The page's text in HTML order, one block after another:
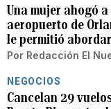
Una mujer ahogó
aeropuerto de
le permitió
Por Redacción El
NEGOCIOS
Cancelan 29